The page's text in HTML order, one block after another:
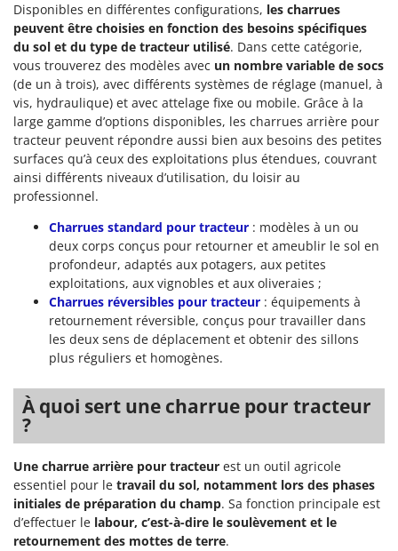
Disponibles en différentes configurations, les charrues
peuvent être choisies en fonction des besoins spécifiques
du sol et du type de tracteur utilisé. Dans cette catégorie,
vous trouverez des modèles avec un nombre variable de socs
(de un à trois), avec différents systèmes de réglage (manuel, à
vis, hydraulique) et avec attelage fixe ou mobile. Grâce à la
large gamme d’options disponibles, les charrues arrière pour
tracteur peuvent répondre aussi bien aux besoins des petites
surfaces qu’à ceux des exploitations plus étendues, couvrant
ainsi différents niveaux d’utilisation, du loisir au
professionnel.
Charrues standard pour tracteur : modèles à un ou
deux corps conçus pour retourner et ameublir le sol en
profondeur, adaptés aux potagers, aux petites
exploitations, aux vignobles et aux oliveraies ;
Charrues réversibles pour tracteur : équipements à
retournement réversible, conçus pour travailler dans
les deux sens de déplacement et obtenir des sillons
plus réguliers et homogènes.
À quoi sert une charrue pour tracteur
?
Une charrue arrière pour tracteur est un outil agricole
essentiel pour le travail du sol, notamment lors des phases
initiales de préparation du champ. Sa fonction principale est
d’effectuer le labour, c’est-à-dire le soulèvement et le
retournement des mottes de terre.